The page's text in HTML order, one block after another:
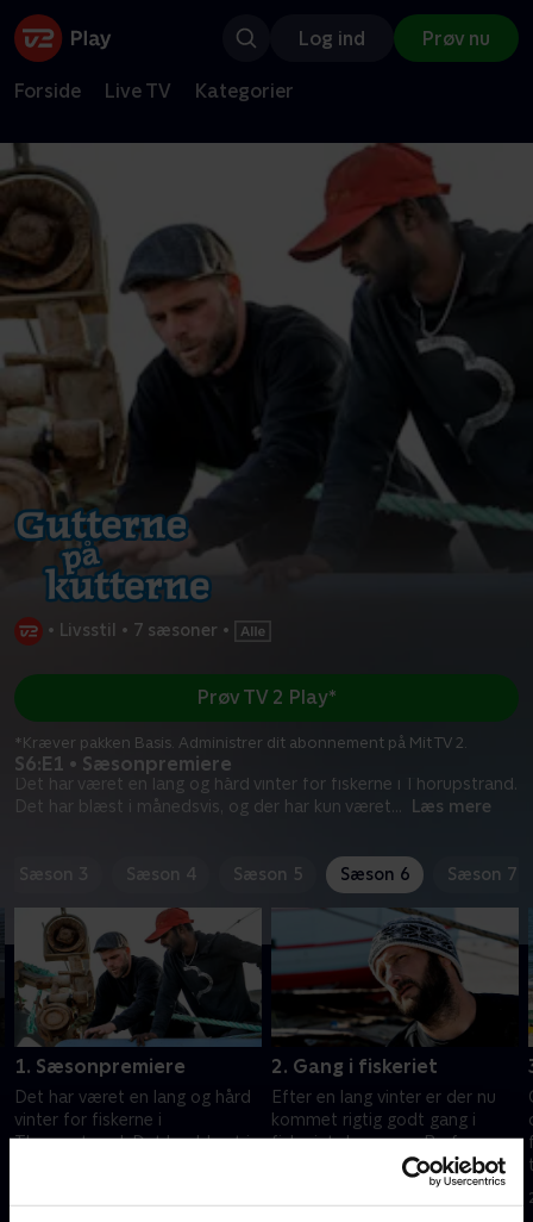
Log ind Prøv nu
Forside Live TV Kategorier
• Livsstil • 7 sæsoner •
S6:E1 • Sæsonpremiere
Det har været en lang og hård vinter for fiskerne i Thorupstrand.
Det har blæst i månedsvis, og der har kun været... Læs mere
Prøv TV 2 Play*
*Kræver pakken Basis. Administrer dit abonnement på Mit TV 2.
Sæson 4 Sæson 5 Sæson 6 Sæson 7
1. Sæsonpremiere
Det har været en lang og hård
vinter for fiskerne i
Thorupstrand. Det har blæst i
2. Gang i fiskeriet
Efter en lang vinter er der nu
kommet rigtig godt gang i
fiskeriet. Jesper og Bo fanger
mange fisk, og priserne er høje.